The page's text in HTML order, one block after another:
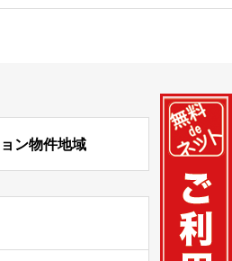
ン物件地域